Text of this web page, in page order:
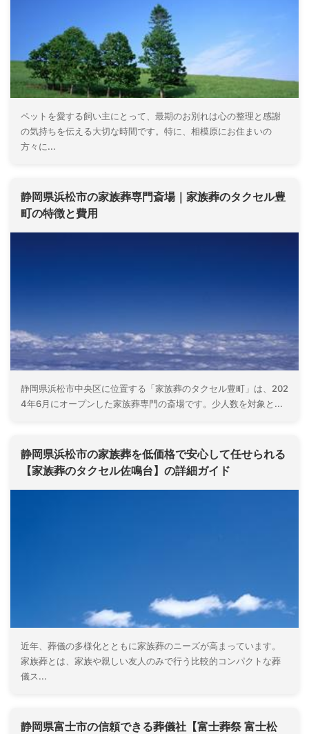
ペットを愛する飼い主にとって、最期のお別れは心の整理と感謝
の気持ちを伝える大切な時間です。特に、相模原にお住まいの
方々に...
静岡県浜松市の家族葬専門斎場｜家族葬のタクセル豊
町の特徴と費用
静岡県浜松市中央区に位置する「家族葬のタクセル豊町」は、202
4年6月にオープンした家族葬専門の斎場です。少人数を対象と...
静岡県浜松市の家族葬を低価格で安心して任せられる
【家族葬のタクセル佐鳴台】の詳細ガイド
近年、葬儀の多様化とともに家族葬のニーズが高まっています。
家族葬とは、家族や親しい友人のみで行う比較的コンパクトな葬
儀ス...
静岡県富士市の信頼できる葬儀社【富士葬祭 富士松